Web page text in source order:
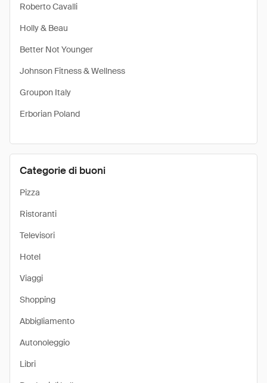
Roberto Cavalli
Holly & Beau
Better Not Younger
Johnson Fitness & Wellness
Groupon Italy
Erborian Poland
Categorie di buoni
Pizza
Ristoranti
Televisori
Hotel
Viaggi
Shopping
Abbigliamento
Autonoleggio
Libri